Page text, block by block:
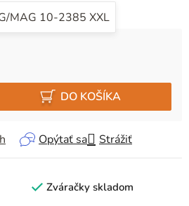
MAG 10-2385 XXL
DO KOŠÍKA
Opýtať sa Strážiť
Zváračky skladom